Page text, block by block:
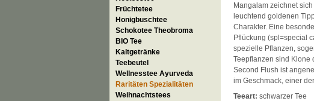
Früchtetee
Honigbuschtee
Schokotee Theobroma
BIO Tee
Kaltgetränke
Teebeutel
Wellnesstee Ayurveda
Raritäten Spezialitäten
Weihnachtstees
Mangalam zeichnet
leuchtend goldenen
Charakter. Eine
Pflückung (spl=special
spezielle Pflanzen,
Teepflanzen sind Klone
Second Flush ist
im Geschmack, einer
Teeart: schwarzer Tee